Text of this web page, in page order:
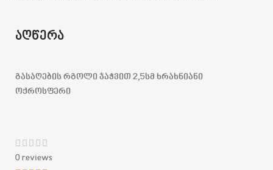
აღწერა
გასაღების რგოლი ჯაჭვით 2,5სმ ხრახნიანი
ოქროსფერი
0 reviews